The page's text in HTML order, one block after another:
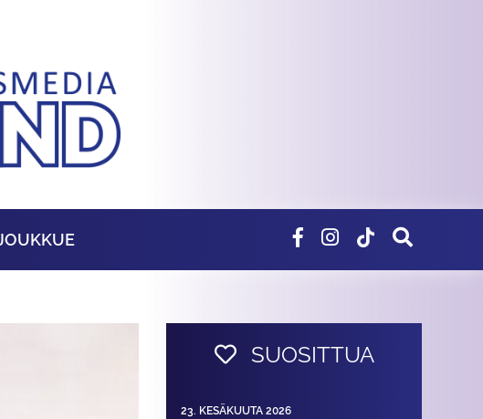
SUOSITTUA
23. KESÄKUUTA 2026